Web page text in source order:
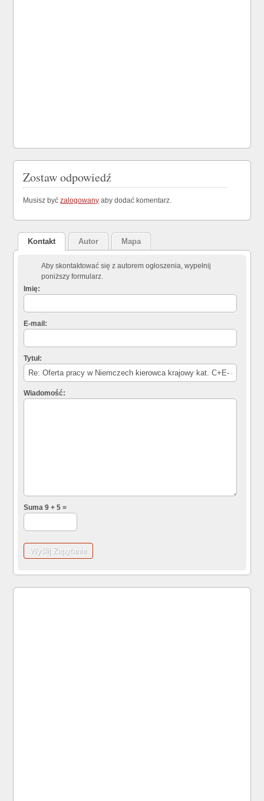
Zostaw odpowiedź
Musisz byćzalogowany aby dodać komentarz.
Kontakt Autor Mapa
Aby skontaktować się z autorem ogłoszenia, wypełnij
poniższy formularz.
Imię:
E-mail:
Tytuł:
Wiadomość:
Suma 9 + 5 =